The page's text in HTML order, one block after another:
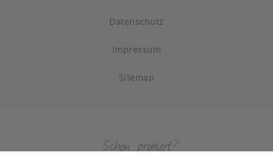
Datenschutz
Impressum
Sitemap